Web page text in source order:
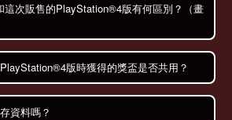
次販售的PlayStation®4版有何區別？（畫
版時獲得的獎盃是否共用？
資料嗎？